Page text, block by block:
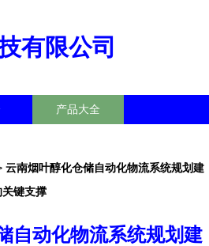
有限公司
产品大全
云南烟叶醇化仓储自动化物流系统规划建
键支撑
自动化物流系统规划建